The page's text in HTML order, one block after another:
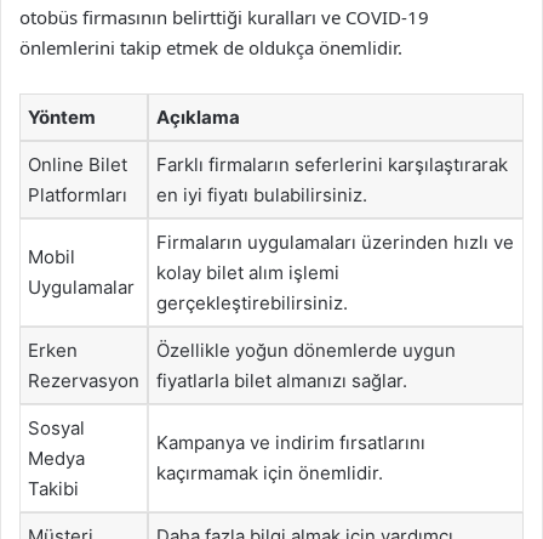
otobüs firmasının belirttiği kuralları ve COVID-19
önlemlerini takip etmek de oldukça önemlidir.
Yöntem Açıklama
Online Bilet
Platformları
Farklı firmaların seferlerini karşılaştırarak
en iyi fiyatı bulabilirsiniz.
Mobil
Uygulamalar
Firmaların uygulamaları üzerinden hızlı ve
kolay bilet alım işlemi
gerçekleştirebilirsiniz.
Erken
Rezervasyon
Özellikle yoğun dönemlerde uygun
fiyatlarla bilet almanızı sağlar.
Sosyal
Medya
Takibi
Kampanya ve indirim fırsatlarını
kaçırmamak için önemlidir.